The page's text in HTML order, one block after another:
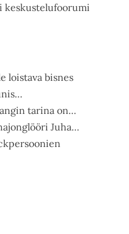
keskustelufoorumi
loistava bisnes
tarina on…
Juha…